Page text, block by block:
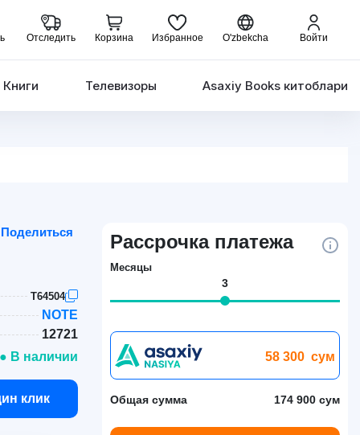
Отследить Корзина Избранное O'zbekcha Войти
Книги Телевизоры Asaxiy Books китоблари
Поделиться
T64504
NOTE
12721
● В наличии
клик
Рассрочка платежа
Месяцы
3
58 300 сум
Общая сумма 174 900 сум